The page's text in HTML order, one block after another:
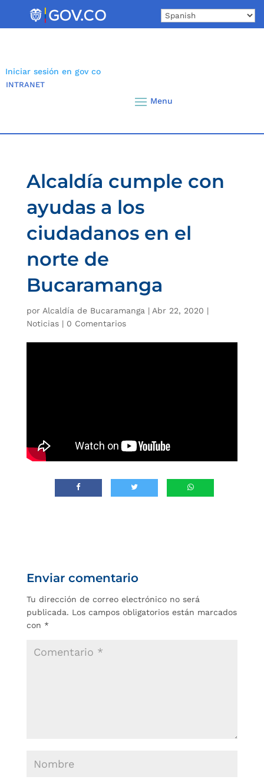
Iniciar sesión en gov co
INTRANET
Alcaldía cumple con
ayudas a los
ciudadanos en el
norte de
Bucaramanga
por Alcaldía de Bucaramanga | Abr 22, 2020 |
Noticias| 0 Comentarios
Enviar comentario
Tu dirección de correo electrónico no será
publicada. Los campos obligatorios están marcados
con *